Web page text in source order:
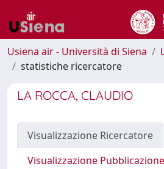
Usiena air - Università di Siena
statistiche ricercatore
LA ROCCA, CLAUDIO
Visualizzazione Ricercatore
Visualizzazione Pubblicazione